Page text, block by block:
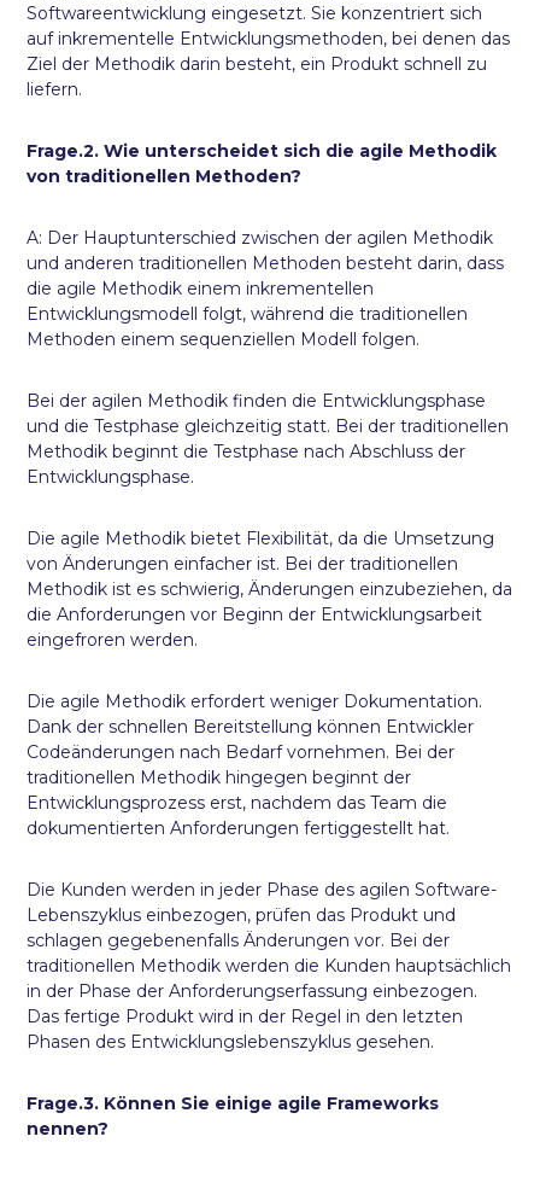
Softwareentwicklung eingesetzt. Sie konzentriert sich
auf inkrementelle Entwicklungsmethoden, bei denen das
Ziel der Methodik darin besteht, ein Produkt schnell zu
liefern.
Frage.2. Wie unterscheidet sich die agile Methodik
von traditionellen Methoden?
A: Der Hauptunterschied zwischen der agilen Methodik
und anderen traditionellen Methoden besteht darin, dass
die agile Methodik einem inkrementellen
Entwicklungsmodell folgt, während die traditionellen
Methoden einem sequenziellen Modell folgen.
Bei der agilen Methodik finden die Entwicklungsphase
und die Testphase gleichzeitig statt. Bei der traditionellen
Methodik beginnt die Testphase nach Abschluss der
Entwicklungsphase.
Die agile Methodik bietet Flexibilität, da die Umsetzung
von Änderungen einfacher ist. Bei der traditionellen
Methodik ist es schwierig, Änderungen einzubeziehen, da
die Anforderungen vor Beginn der Entwicklungsarbeit
eingefroren werden.
Die agile Methodik erfordert weniger Dokumentation.
Dank der schnellen Bereitstellung können Entwickler
Codeänderungen nach Bedarf vornehmen. Bei der
traditionellen Methodik hingegen beginnt der
Entwicklungsprozess erst, nachdem das Team die
dokumentierten Anforderungen fertiggestellt hat.
Die Kunden werden in jeder Phase des agilen Software-
Lebenszyklus einbezogen, prüfen das Produkt und
schlagen gegebenenfalls Änderungen vor. Bei der
traditionellen Methodik werden die Kunden hauptsächlich
in der Phase der Anforderungserfassung einbezogen.
Das fertige Produkt wird in der Regel in den letzten
Phasen des Entwicklungslebenszyklus gesehen.
Frage.3. Können Sie einige agile Frameworks
nennen?